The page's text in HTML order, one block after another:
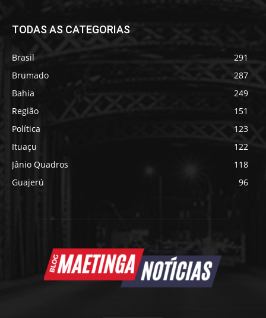
TODAS AS CATEGORIAS
Brasil
291
Brumado
287
Bahia
249
Região
151
Política
123
Ituaçu
122
Jânio Quadros
118
Guajerú
96